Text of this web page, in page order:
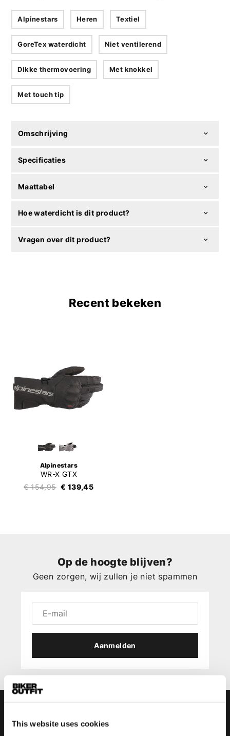
This website uses cookies
Alpinestars Heren Textiel
GoreTex waterdicht Niet ventilerend
Dikke thermovoering Met knokkel
Met touch tip
Omschrijving
Specificaties
Maattabel
Hoe waterdicht is dit product?
Vragen over dit product?
Recent bekeken
Alpinestars
WR-X GTX
€ 154,95 € 139,45
Op de hoogte blijven?
Geen zorgen, wij zullen je niet spammen
Aanmelden